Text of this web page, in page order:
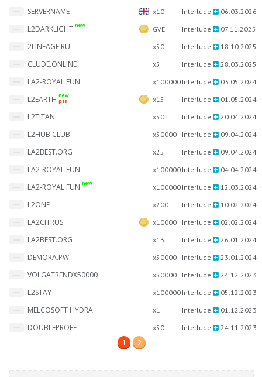
SERVERNAME x10 Interlude 06.03.2026
L2DARKLIGHT new GVE Interlude 07.11.2025
2LINEAGE.RU x50 Interlude 18.10.2025
CLUDE.ONLINE x5 Interlude 28.03.2025
LA2-ROYAL.FUN x100000 Interlude 03.05.2024
L2EARTH new
pts
x15 Interlude 01.05.2024
L2TITAN x50 Interlude 20.04.2024
L2HUB.CLUB x50000 Interlude 09.04.2024
LA2BEST.ORG x25 Interlude 09.04.2024
LA2-ROYAL.FUN x100000 Interlude 04.04.2024
LA2-ROYAL.FUN new x100000 Interlude 12.03.2024
L2ONE x200 Interlude 10.02.2024
LA2CITRUS x10000 Interlude 02.02.2024
LA2BEST.ORG x13 Interlude 26.01.2024
DEMORA.PW x50000 Interlude 23.01.2024
VOLGATRENDX50000 x50000 Interlude 24.12.2023
L2STAY x100000 Interlude 05.12.2023
MELCOSOFT HYDRA x1 Interlude 01.12.2023
DOUBLEPROFF x50 Interlude 24.11.2023
1 2